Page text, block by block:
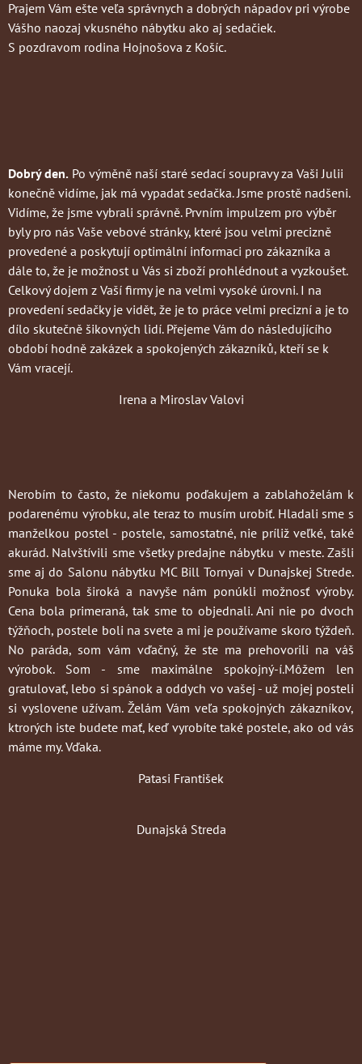
Prajem Vám ešte veľa správnych a dobrých nápadov pri výrobe
Vášho naozaj vkusného nábytku ako aj sedačiek.
S pozdravom rodina Hojnošova z Košíc.
Dobrý den. Po výměně naší staré sedací soupravy za Vaši Julii
konečně vidíme, jak má vypadat sedačka. Jsme prostě nadšeni.
Vidíme, že jsme vybrali správně. Prvním impulzem pro výběr
byly pro nás Vaše vebové stránky, které jsou velmi precizně
provedené a poskytují optimální informaci pro zákazníka a
dále to, že je možnost u Vás si zboží prohlédnout a vyzkoušet.
Celkový dojem z Vaší firmy je na velmi vysoké úrovni. I na
provedení sedačky je vidět, že je to práce velmi precizní a je to
dílo skutečně šikovných lidí. Přejeme Vám do následujícího
období hodně zakázek a spokojených zákazníků, kteří se k
Vám vracejí.
Irena a Miroslav Valovi
Nerobím to často, že niekomu poďakujem a zablahoželám k
podarenému výrobku, ale teraz to musím urobiť. Hladali sme s
manželkou postel - postele, samostatné, nie príliž veľké, také
akurád. Nalvštívili sme všetky predajne nábytku v meste. Zašli
sme aj do Salonu nábytku MC Bill Tornyai v Dunajskej Strede.
Ponuka bola široká a navyše nám ponúkli možnosť výroby.
Cena bola primeraná, tak sme to objednali. Ani nie po dvoch
týžňoch, postele boli na svete a mi je používame skoro týždeň.
No paráda, som vám vďačný, že ste ma prehovorili na váš
výrobok. Som - sme maximálne spokojný-í.Môžem len
gratulovať, lebo si spánok a oddych vo vašej - už mojej posteli
si vyslovene užívam. Želám Vám veľa spokojných zákazníkov,
ktrorých iste budete mať, keď vyrobíte také postele, ako od vás
máme my. Vďaka.
Patasi František
Dunajská Streda